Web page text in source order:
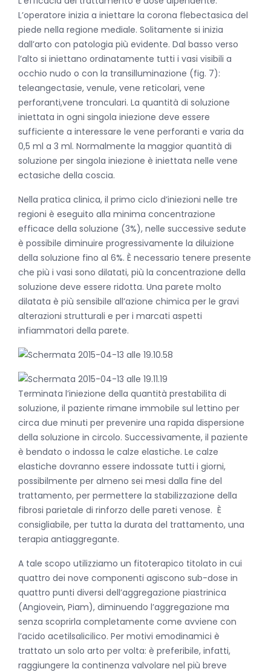
L’operatore inizia a iniettare la corona flebectasica del
piede nella regione mediale. Solitamente si inizia
dall’arto con patologia più evidente. Dal basso verso
l’alto si iniettano ordinatamente tutti i vasi visibili a
occhio nudo o con la transilluminazione (fig. 7):
teleangectasie, venule, vene reticolari, vene
perforanti,vene tronculari. La quantità di soluzione
iniettata in ogni singola iniezione deve essere
sufficiente a interessare le vene perforanti e varia da
0,5 ml a 3 ml. Normalmente la maggior quantità di
soluzione per singola iniezione è iniettata nelle vene
ectasiche della coscia.
Nella pratica clinica, il primo ciclo d’iniezioni nelle tre
regioni è eseguito alla minima concentrazione
efficace della soluzione (3%), nelle successive sedute
è possibile diminuire progressivamente la diluizione
della soluzione fino al 6%. È necessario tenere presente
che più i vasi sono dilatati, più la concentrazione della
soluzione deve essere ridotta. Una parete molto
dilatata è più sensibile all’azione chimica per le gravi
alterazioni strutturali e per i marcati aspetti
infiammatori della parete.
Terminata l’iniezione della quantità prestabilita di
soluzione, il paziente rimane immobile sul lettino per
circa due minuti per prevenire una rapida dispersione
della soluzione in circolo. Successivamente, il paziente
è bendato o indossa le calze elastiche. Le calze
elastiche dovranno essere indossate tutti i giorni,
possibilmente per almeno sei mesi dalla fine del
trattamento, per permettere la stabilizzazione della
fibrosi parietale di rinforzo delle pareti venose. È
consigliabile, per tutta la durata del trattamento, una
terapia antiaggregante.
A tale scopo utilizziamo un fitoterapico titolato in cui
quattro dei nove componenti agiscono sub-dose in
quattro punti diversi dell’aggregazione piastrinica
(Angiovein, Piam), diminuendo l’aggregazione ma
senza scoprirla completamente come avviene con
l’acido acetilsalicilico. Per motivi emodinamici è
trattato un solo arto per volta: è preferibile, infatti,
raggiungere la continenza valvolare nel più breve